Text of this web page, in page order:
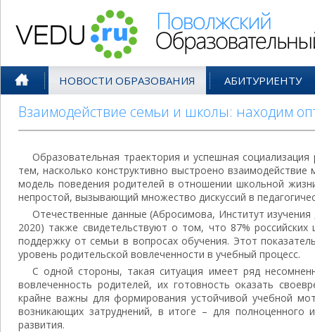
НОВОСТИ ОБРАЗОВАНИЯ АБИТУРИЕНТУ
Взаимодействие семьи и школы: находим
Образовательная траектория и успешная
тем, насколько конструктивно выстроено
модель поведения родителей в отношении школьной
непростой, вызывающий множество дискуссий в
Отечественные данные (Абросимова, Институт
2020) также свидетельствуют о том, что 87% российских
поддержку от семьи в вопросах обучения. Этот
уровень родительской вовлеченности в учебный процесс.
С одной стороны, такая ситуация имеет ряд
вовлеченность родителей, их готовность оказать
крайне важны для формирования устойчивой учебной
возникающих затруднений, в итоге – для полноценного
развития.